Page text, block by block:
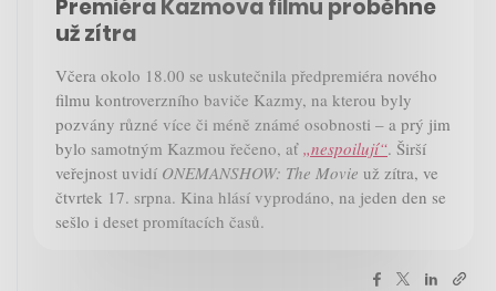
Premiéra Kazmova filmu proběhne
už zítra
Včera okolo 18.00 se uskutečnila předpremiéra nového
filmu kontroverzního baviče Kazmy, na kterou byly
pozvány různé více či méně známé osobnosti – a prý jim
bylo samotným Kazmou řečeno, ať „nespoilují“. Širší
veřejnost uvidí ONEMANSHOW: The Movie už zítra, ve
čtvrtek 17. srpna. Kina hlásí vyprodáno, na jeden den se
sešlo i deset promítacích časů.